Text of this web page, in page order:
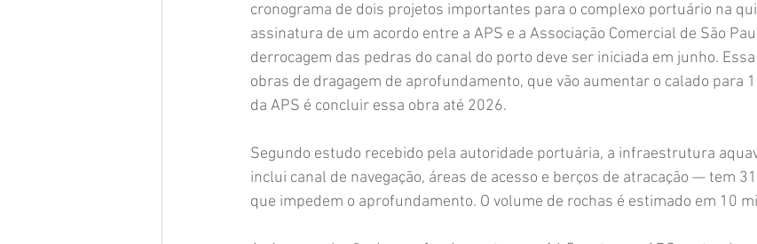
cronograma de dois projetos importantes para o complexo portuário na
assinatura de um acordo entre a APS e a Associação Comercial de São
derrocagem das pedras do canal do porto deve ser iniciada em junho.
obras de dragagem de aprofundamento, que vão aumentar o calado para
da APS é concluir essa obra até 2026.
Segundo estudo recebido pela autoridade portuária, a infraestrutura
inclui canal de navegação, áreas de acesso e berços de atracação — tem
que impedem o aprofundamento. O volume de rochas é estimado em 10